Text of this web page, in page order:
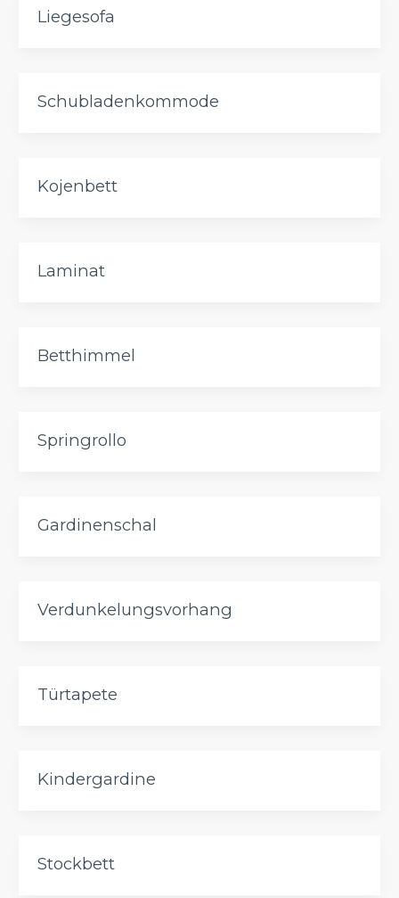
Liegesofa
Schubladenkommode
Kojenbett
Laminat
Betthimmel
Springrollo
Gardinenschal
Verdunkelungsvorhang
Türtapete
Kindergardine
Stockbett